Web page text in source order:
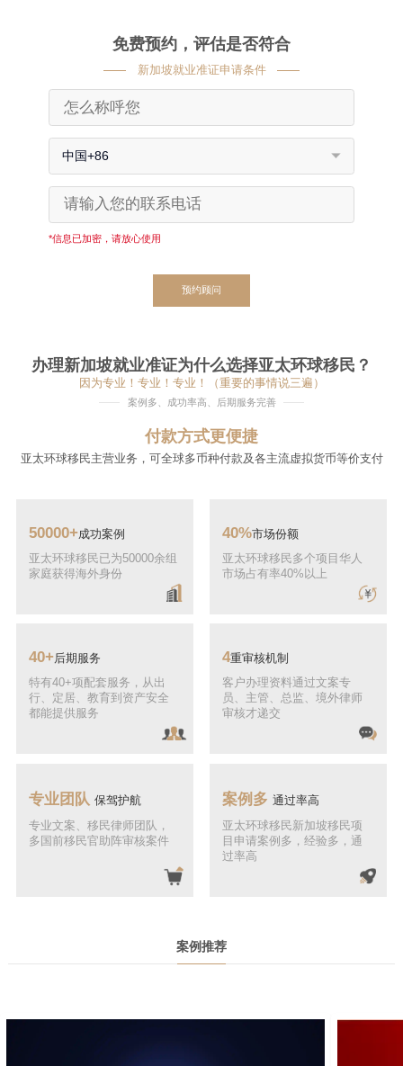
免费预约，评估是否符合
新加坡就业准证申请条件
中国+86
*信息已加密，请放心使用
预约顾问
办理新加坡就业准证为什么选择亚太环球移民？
因为专业！专业！专业！（重要的事情说三遍）
案例多、成功率高、后期服务完善
付款方式更便捷
亚太环球移民主营业务，可全球多币种付款及各主流虚拟货币等价支付
50000+成功案例
亚太环球移民已为50000余组
家庭获得海外身份
40%市场份额
亚太环球移民多个项目华人
市场占有率40%以上
40+后期服务
特有40+项配套服务，从出
行、定居、教育到资产安全
都能提供服务
4重审核机制
客户办理资料通过文案专
员、主管、总监、境外律师
审核才递交
专业团队保驾护航
专业文案、移民律师团队，
多国前移民官助阵审核案件
案例多通过率高
亚太环球移民新加坡移民项
目申请案例多，经验多，通
过率高
案例推荐